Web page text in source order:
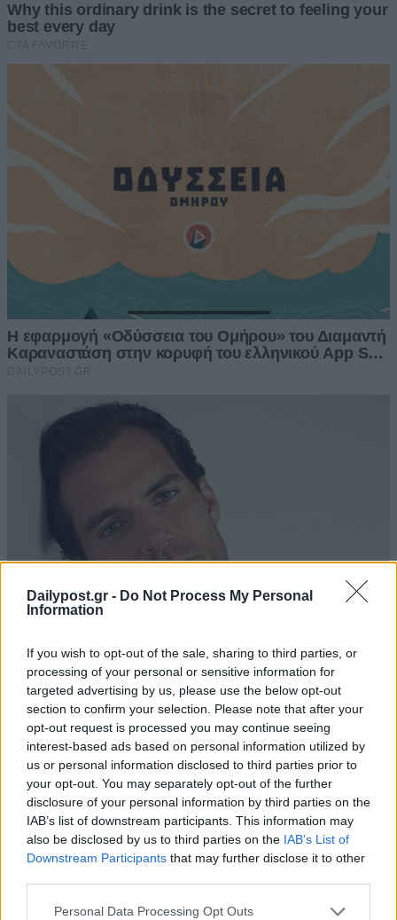
Dailypost.gr - Do Not Process My Personal
Information
If you wish to opt-out of the sale, sharing to third parties, or
processing of your personal or sensitive information for
targeted advertising by us, please use the below opt-out
section to confirm your selection. Please note that after your
opt-out request is processed you may continue seeing
interest-based ads based on personal information utilized by
us or personal information disclosed to third parties prior to
your opt-out. You may separately opt-out of the further
disclosure of your personal information by third parties on the
IAB’s list of downstream participants. This information may
also be disclosed by us to third parties on the IAB’s List of
Downstream Participants that may further disclose it to other
Personal Data Processing Opt Outs